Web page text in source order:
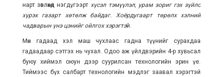
нарт зөвлөхөд нэгдүгээрт хүсэл тэмүүлэл, урам зориг гэх зүйлс
хүрэх газарт хөтөлж байдаг. Хоёрдугаарт төрөлх хэлний
чадварын үнэ цэнийг ойлгох хэрэгтэй.
Мөн гадаад хэл маш чухлаас гадна түүнийг сурахдаа
гадаадаар сэтгэх нь чухал. Одоо аж үйлдвэрийн 4-р хувьсал
буюу хиймэл оюун дээр суурилсан технологийн эрин үе.
Тиймээс бүх салбарт технологийн мэдлэг заавал хэрэгтэй